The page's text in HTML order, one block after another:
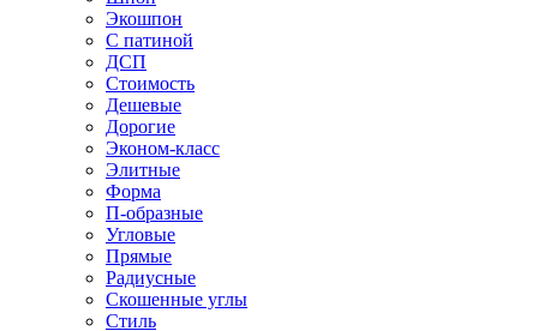
Экошпон
С патиной
ДСП
Стоимость
Дешевые
Дорогие
Эконом-класс
Элитные
Форма
П-образные
Угловые
Прямые
Радиусные
Скошенные углы
Стиль